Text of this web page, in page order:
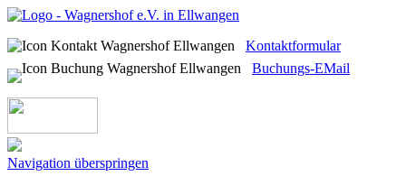
Kontaktformular
Buchungs-EMail
Navigation überspringen